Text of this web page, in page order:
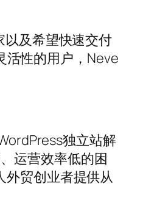
以及希望快速交付
活性的用户，Neve
独立站解
运营效率低的困
外贸创业者提供从